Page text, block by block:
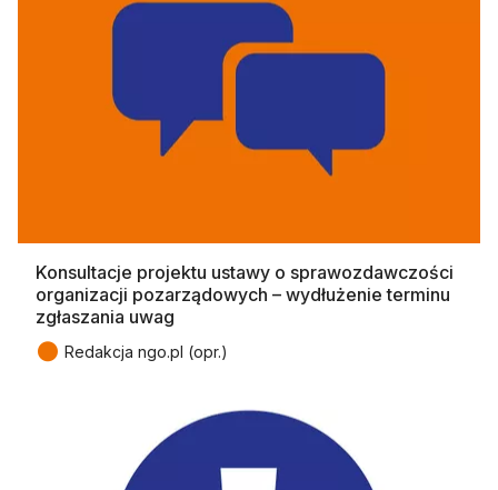
Konsultacje projektu ustawy o sprawozdawczości
organizacji pozarządowych – wydłużenie terminu
zgłaszania uwag
● Redakcja ngo.pl (opr.)